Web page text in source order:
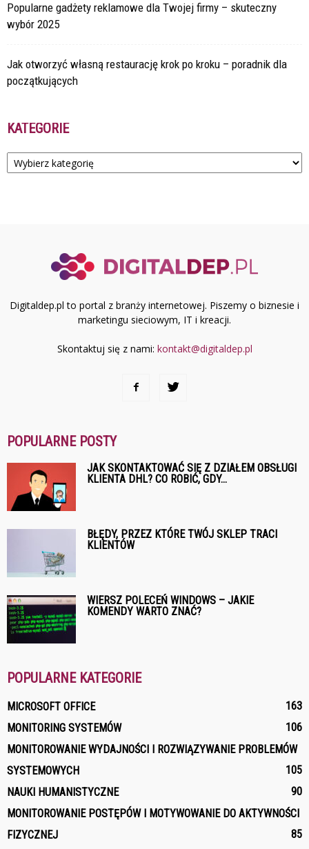
Popularne gadżety reklamowe dla Twojej firmy – skuteczny
wybór 2025
Jak otworzyć własną restaurację krok po kroku – poradnik dla
początkujących
KATEGORIE
Kategorie
Digitaldep.pl to portal z branży internetowej. Piszemy o biznesie i
marketingu sieciowym, IT i kreacji.
Skontaktuj się z nami: kontakt@digitaldep.pl
POPULARNE POSTY
JAK SKONTAKTOWAĆ SIĘ Z DZIAŁEM OBSŁUGI
KLIENTA DHL? CO ROBIĆ, GDY...
BŁĘDY, PRZEZ KTÓRE TWÓJ SKLEP TRACI
KLIENTÓW
WIERSZ POLECEŃ WINDOWS – JAKIE
KOMENDY WARTO ZNAĆ?
POPULARNE KATEGORIE
MICROSOFT OFFICE
163
MONITORING SYSTEMÓW
106
MONITOROWANIE WYDAJNOŚCI I ROZWIĄZYWANIE PROBLEMÓW
SYSTEMOWYCH
105
NAUKI HUMANISTYCZNE
90
MONITOROWANIE POSTĘPÓW I MOTYWOWANIE DO AKTYWNOŚCI
FIZYCZNEJ
85